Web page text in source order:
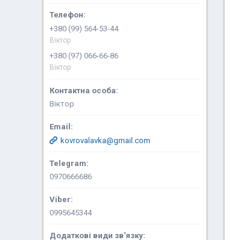
+380 (99) 564-53-44
Віктор
+380 (97) 066-66-86
Віктор
Віктор
kovrovalavka@gmail.com
0970666686
0995645344